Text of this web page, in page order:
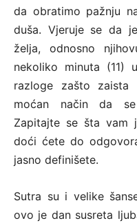
da obratimo pažnju
duša. Vjeruje se da
želja, odnosno
nekoliko minuta (11)
razloge zašto
moćan način da
Zapitajte se šta vam
doći ćete do
jasno definišete.
Sutra su i velike
ovo je dan susreta